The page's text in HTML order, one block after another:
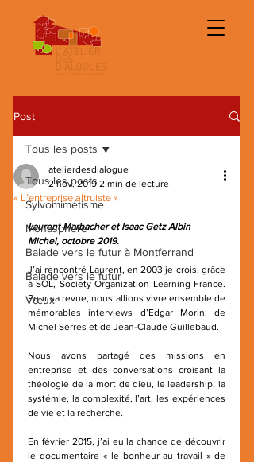
Post
Tous les posts
Sylvomimétisme
Monasphère
Balade vers le futur à Montferrand
Balade vers le futur
Vœux
Tous les posts
« L’entreprise altruiste »
atelierdesdialogue
2 nov. 2019 2 min de lecture
Laurent Marbacher et Isaac Getz Albin
Michel, octobre 2019.
J’ai rencontré Laurent, en 2003 je crois, grâce
à SOL, Society Organization Learning France.
Pour sa revue, nous allions vivre ensemble de
mémorables interviews d’Edgar Morin, de
Michel Serres et de Jean-Claude Guillebaud.
Nous avons partagé des missions en
entreprise et des conversations croisant la
théologie de la mort de dieu, le leadership, la
systémie, la complexité, l’art, les expériences
de vie et la recherche.
En février 2015, j’ai eu la chance de découvrir
le documentaire « le bonheur au travail » de